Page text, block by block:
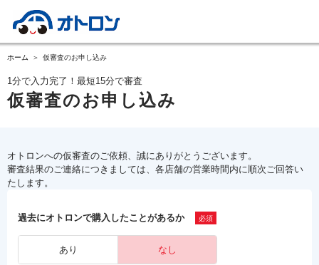
ホーム 仮審査のお申し込み
1分で入力完了！最短15分で審査
仮審査のお申し込み
オトロンへの仮審査のご依頼、誠にありがとうございます。
審査結果のご連絡につきましては、各店舗の営業時間内に順次ご回答い
たします。
過去にオトロンで購入したことがあるか
あり なし